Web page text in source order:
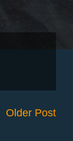
Older Post